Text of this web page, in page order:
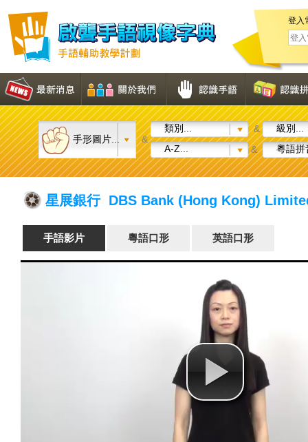
登入
手形圖片... &
類別... &
級別...
A-Z...
& 粵語拼
星展銀行 DBS Bank (Hong Kong)
手語影片 粵語口形 英語口形